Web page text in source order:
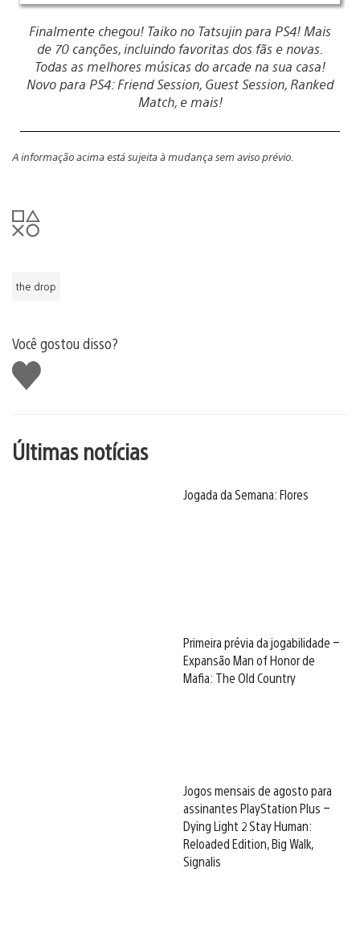
Finalmente chegou! Taiko no Tatsujin para PS4! Mais
de 70 canções, incluindo favoritas dos fãs e novas.
Todas as melhores músicas do arcade na sua casa!
Novo para PS4: Friend Session, Guest Session, Ranked
Match, e mais!
A informação acima está sujeita à mudança sem aviso prévio.
the drop
Você gostou disso?
Curtir
Últimas notícias
Jogada da Semana: Flores
Primeira prévia da jogabilidade –
Expansão Man of Honor de
Mafia: The Old Country
Jogos mensais de agosto para
assinantes PlayStation Plus –
Dying Light 2 Stay Human:
Reloaded Edition, Big Walk,
Signalis